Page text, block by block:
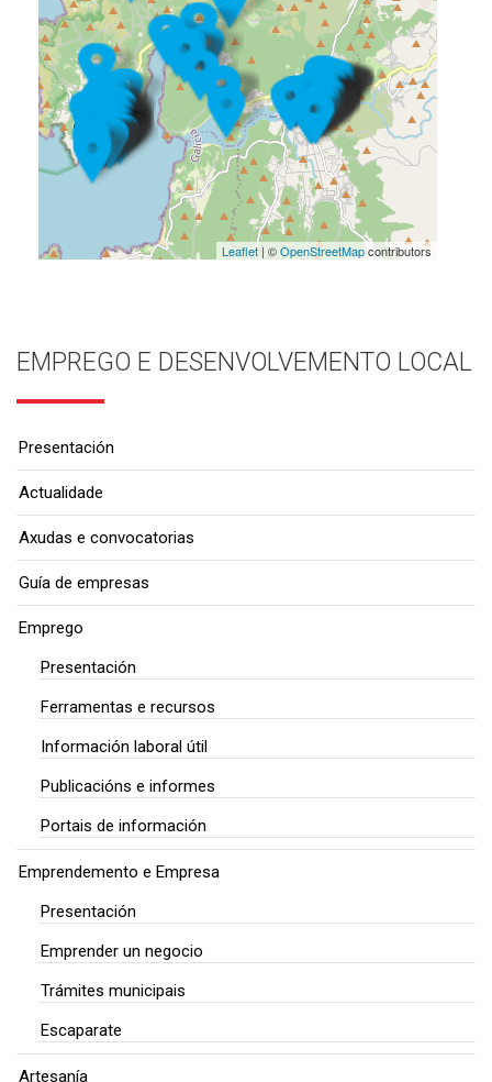
Leaflet| ©OpenStreetMapcontributors
EMPREGO E DESENVOLVEMENTO LOCAL
Presentación
Actualidade
Axudas e convocatorias
Guía de empresas
Emprego
Presentación
Ferramentas e recursos
Información laboral útil
Publicacións e informes
Portais de información
Emprendemento e Empresa
Presentación
Emprender un negocio
Trámites municipais
Escaparate
Artesanía